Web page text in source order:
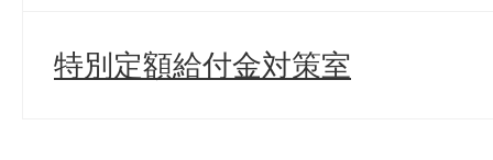
特別定額給付金対策室